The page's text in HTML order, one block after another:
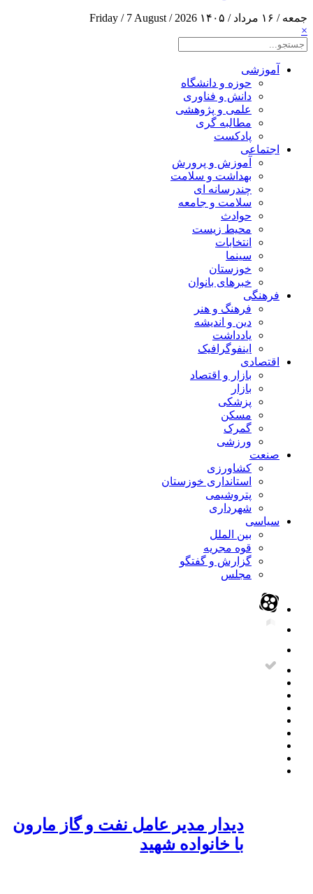
جمعه / ۱۶ مرداد / ۱۴۰۵
Friday / 7 August / 2026
×
آموزشی
حوزه و دانشگاه
دانش و فناوری
علمی و پژوهشی
مطالبه گری
پادکست
اجتماعی
آموزش و پرورش
بهداشت و سلامت
چندرسانه ای
سلامت و جامعه
حوادث
محیط زیست
انتخابات
سینما
خوزستان
خبرهای بانوان
فرهنگی
فرهنگ و هنر
دین و اندیشه
یادداشت
اینفوگرافیک
اقتصادی
بازار و اقتصاد
بازار
پزشکی
مسکن
گمرک
ورزشی
صنعت
کشاورزی
استانداری خوزستان
پتروشیمی
شهرداری
سیاسی
بین الملل
قوه مجریه
گزارش و گفتگو
مجلس
دیدار مدیر عامل نفت و گاز مارون
با خانواده شهید